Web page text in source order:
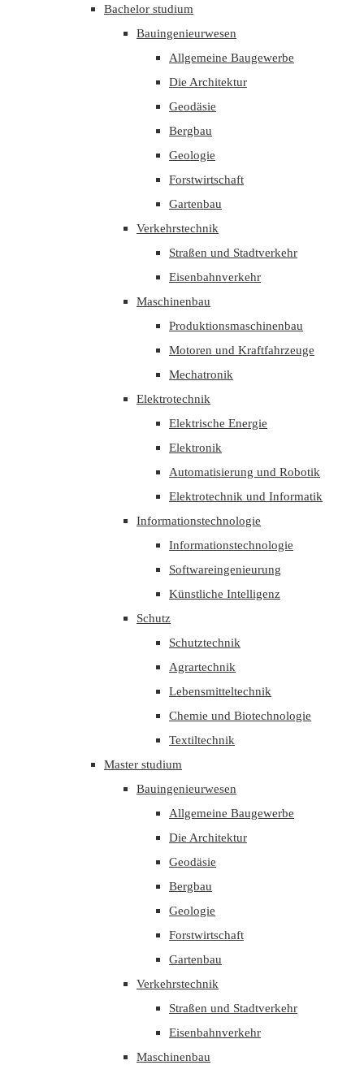
Bachelor studium
Bauingenieurwesen
Allgemeine Baugewerbe
Die Architektur
Geodäsie
Bergbau
Geologie
Forstwirtschaft
Gartenbau
Verkehrstechnik
Straßen und Stadtverkehr
Eisenbahnverkehr
Maschinenbau
Produktionsmaschinenbau
Motoren und Kraftfahrzeuge
Mechatronik
Elektrotechnik
Elektrische Energie
Elektronik
Automatisierung und Robotik
Elektrotechnik und Informatik
Informationstechnologie
Informationstechnologie
Softwareingenieurung
Künstliche Intelligenz
Schutz
Schutztechnik
Agrartechnik
Lebensmitteltechnik
Chemie und Biotechnologie
Textiltechnik
Master studium
Bauingenieurwesen
Allgemeine Baugewerbe
Die Architektur
Geodäsie
Bergbau
Geologie
Forstwirtschaft
Gartenbau
Verkehrstechnik
Straßen und Stadtverkehr
Eisenbahnverkehr
Maschinenbau